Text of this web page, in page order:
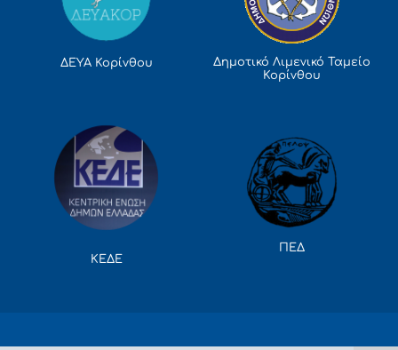
ΔΕΥΑ Κορίνθου
Δημοτικό Λιμενικό Ταμείο
Κορίνθου
ΚΕΔΕ
ΠΕΔ